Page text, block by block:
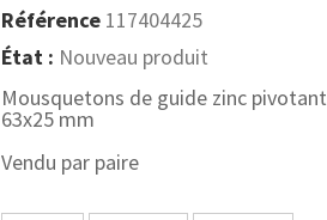
Référence 117404425
État : Nouveau produit
Mousquetons de guide zinc pivotant
63x25 mm
Vendu par paire